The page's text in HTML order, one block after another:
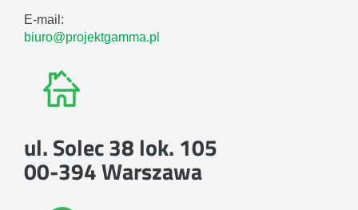
E-mail:
biuro@projektgamma.pl
ul. Solec 38 lok. 105
00-394 Warszawa